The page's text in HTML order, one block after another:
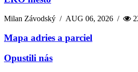
Milan Závodský /AUG 06, 2026 /
Mapa adries a parciel
Opustili nás